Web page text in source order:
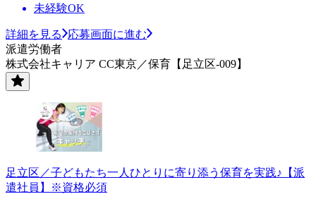
未経験OK
詳細を見る
応募画面に進む
派遣労働者
株式会社キャリア CC東京／保育【足立区-009】
足立区／子どもたち一人ひとりに寄り添う保育を実践♪【派
遣社員】※資格必須